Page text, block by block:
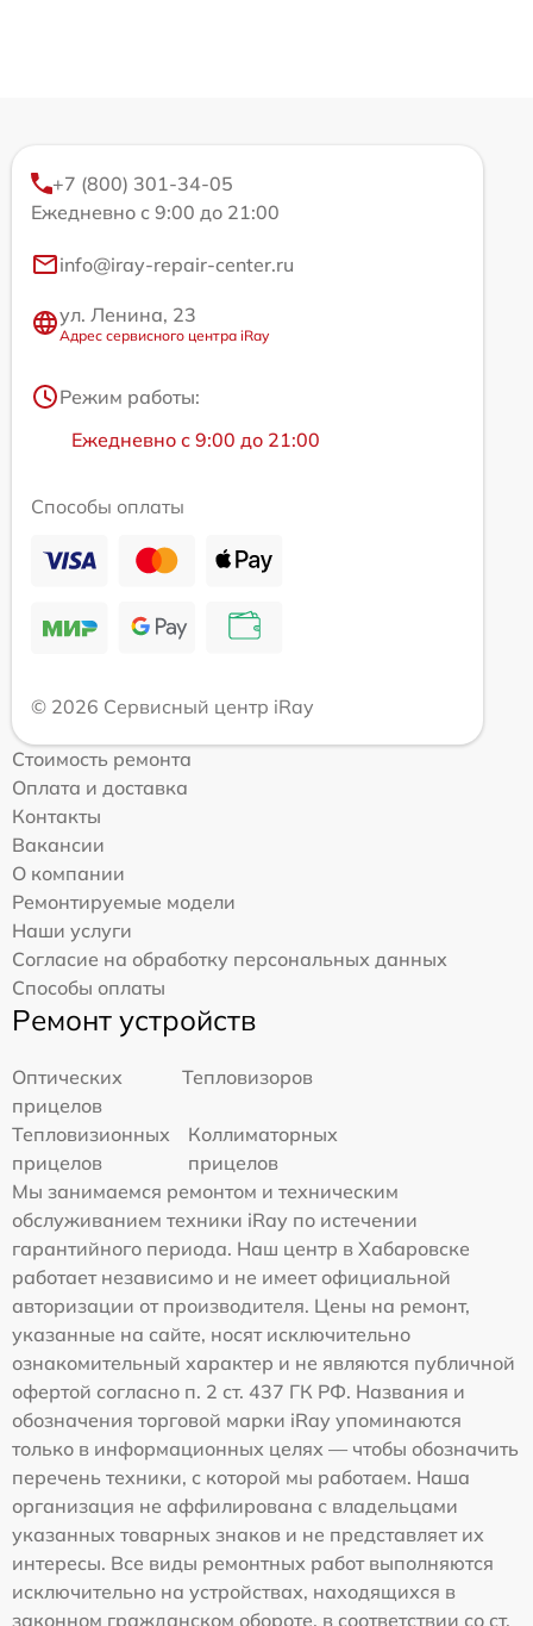
+7 (800) 301-34-05
Ежедневно с 9:00 до 21:00
info@iray-repair-center.ru
ул. Ленина, 23
Адрес сервисного центра iRay
Режим работы:
Ежедневно с 9:00 до 21:00
Способы оплаты
© 2026 Сервисный центр iRay
Стоимость ремонта
Оплата и доставка
Контакты
Вакансии
О компании
Ремонтируемые модели
Наши услуги
Согласие на обработку персональных данных
Способы оплаты
Ремонт устройств
Оптических
прицелов
Тепловизоров
Тепловизионных
прицелов
Коллиматорных
прицелов
Мы занимаемся ремонтом и техническим
обслуживанием техники iRay по истечении
гарантийного периода. Наш центр в Хабаровске
работает независимо и не имеет официальной
авторизации от производителя. Цены на ремонт,
указанные на сайте, носят исключительно
ознакомительный характер и не являются публичной
офертой согласно п. 2 ст. 437 ГК РФ. Названия и
обозначения торговой марки iRay упоминаются
только в информационных целях — чтобы обозначить
перечень техники, с которой мы работаем. Наша
организация не аффилирована с владельцами
указанных товарных знаков и не представляет их
интересы. Все виды ремонтных работ выполняются
исключительно на устройствах, находящихся в
законном гражданском обороте, в соответствии со ст.